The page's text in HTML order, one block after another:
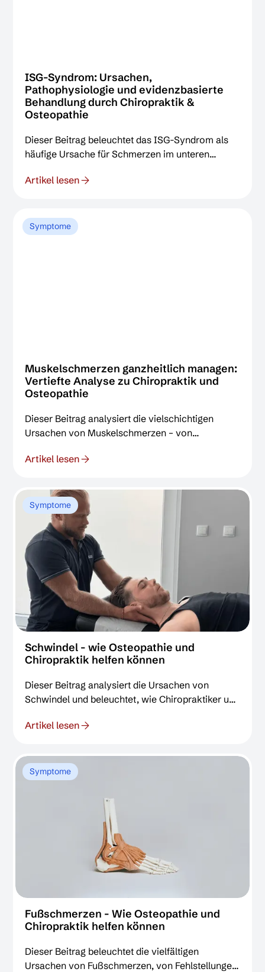
ISG-Syndrom: Ursachen,
Pathophysiologie und evidenzbasierte
Behandlung durch Chiropraktik &
Osteopathie
Dieser Beitrag beleuchtet das ISG-Syndrom als
häufige Ursache für Schmerzen im unteren
gezielte Justierungen und Osteopathen mit einem
Schmerzen evidenzbasiert lindern.
Artikel lesen
Symptome
Muskelschmerzen ganzheitlich managen:
Vertiefte Analyse zu Chiropraktik und
Osteopathie
Dieser Beitrag analysiert die vielschichtigen
Ursachen von Muskelschmerzen – von
beleuchtet die evidenzbasierten, manuellen
Osteopathie und zeigt auf, wie gezielte Techniken
Verspannungen lösen und die Funktion
wiederherstellen können.
Artikel lesen
Symptome
Schwindel - wie Osteopathie und
Chiropraktik helfen können
Dieser Beitrag analysiert die Ursachen von
Schwindel und beleuchtet, wie Chiropraktiker und
beitragen können.
Artikel lesen
Symptome
Fußschmerzen - Wie Osteopathie und
Chiropraktik helfen können
Dieser Beitrag beleuchtet die vielfältigen
Ursachen von Fußschmerzen, von Fehlstellungen